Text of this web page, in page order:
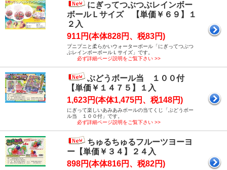
にぎってつぶつぶレインボー
ボールＬサイズ 【単価￥６９】１
２入
911円(本体828円、税83円)
プニプニと柔らかいウォーターボール「にぎってつぶつ
ぶレインボーボールＬサイズ」です。
必ず詳細ページ説明をご覧下さい >>
ぶどうボール当 １００付
【単価￥１４７５】１入
1,623円(本体1,475円、税148円)
にぎって楽しいあみあみボールの当てくじ「ぶどうボー
ル当 １００付」です。
必ず詳細ページ説明をご覧下さい >>
ちゅるちゅるフルーツヨーヨ
ー【単価￥３４】２４入
898円(本体816円、税82円)